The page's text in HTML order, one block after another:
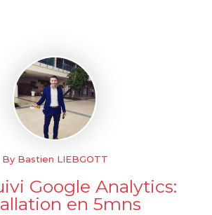
By Bastien LIEBGOTT
Google Analytics:
en 5mns